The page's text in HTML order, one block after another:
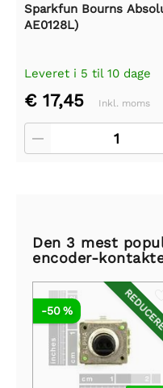
Sparkfun Bourns
AE0128L)
Leveret i 5 til 10 dage
€ 17,45 Inkl. moms
Den 3 mest
encoder-
-50 %